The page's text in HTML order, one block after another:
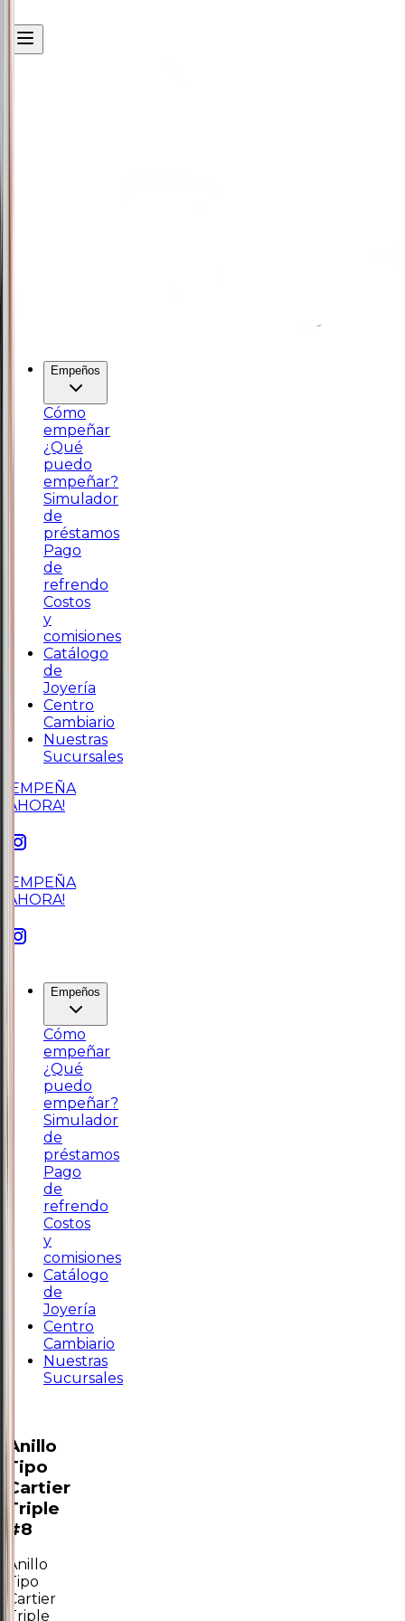
Empeños
Cómo
empeñar
¿Qué
puedo
empeñar?
Simulador
de
préstamos
Pago
de
refrendo
Costos
y
comisiones
Catálogo
de
Joyería
Centro
Cambiario
Nuestras
Sucursales
¡EMPEÑA
AHORA!
¡EMPEÑA
AHORA!
Empeños
Cómo
empeñar
¿Qué
puedo
empeñar?
Simulador
de
préstamos
Pago
de
refrendo
Costos
y
comisiones
Catálogo
de
Joyería
Centro
Cambiario
Nuestras
Sucursales
Anillo
Tipo
Cartier
Triple
#8
Anillo
Tipo
Cartier
Triple